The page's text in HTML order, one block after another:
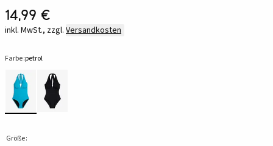
14,99 €
inkl. MwSt., zzgl. Versandkosten
Farbe:petrol
Größe: